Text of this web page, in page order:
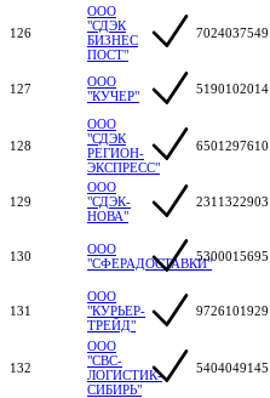
126
ООО
"СДЭК
БИЗНЕС
ПОСТ"
7024037549
127
ООО
"КУЧЕР"
5190102014
128
ООО
"СДЭК
РЕГИОН-
ЭКСПРЕСС"
6501297610
129
ООО
"СДЭК-
НОВА"
2311322903
130
ООО
"СФЕРАДОСТАВКИ"5300015695
131
ООО
"КУРЬЕР-
ТРЕЙД"
9726101929
132
ООО
"СВС-
ЛОГИСТИК-
СИБИРЬ"
5404049145